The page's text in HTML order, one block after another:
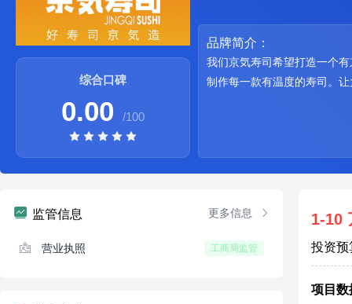
综合口碑
0.00 /100
品牌简介：
我们京気寿司希望打造一个
制作每一款有温度的寿司。
监管信息 更多信息
营业执照 工商局监管
1-10
投资预
项目数